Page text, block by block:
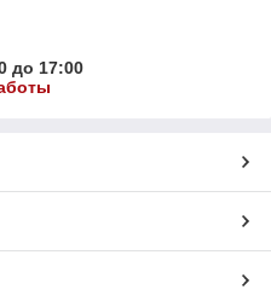
до 17:00